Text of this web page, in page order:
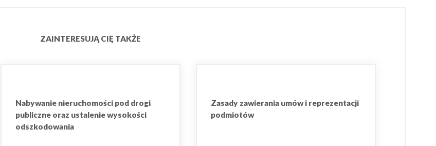
ZAINTERESUJĄ CIĘ TAKŻE
Nabywanie nieruchomości pod drogi
publiczne oraz ustalenie wysokości
odszkodowania
Zasady zawierania umów i reprezentacji
podmiotów